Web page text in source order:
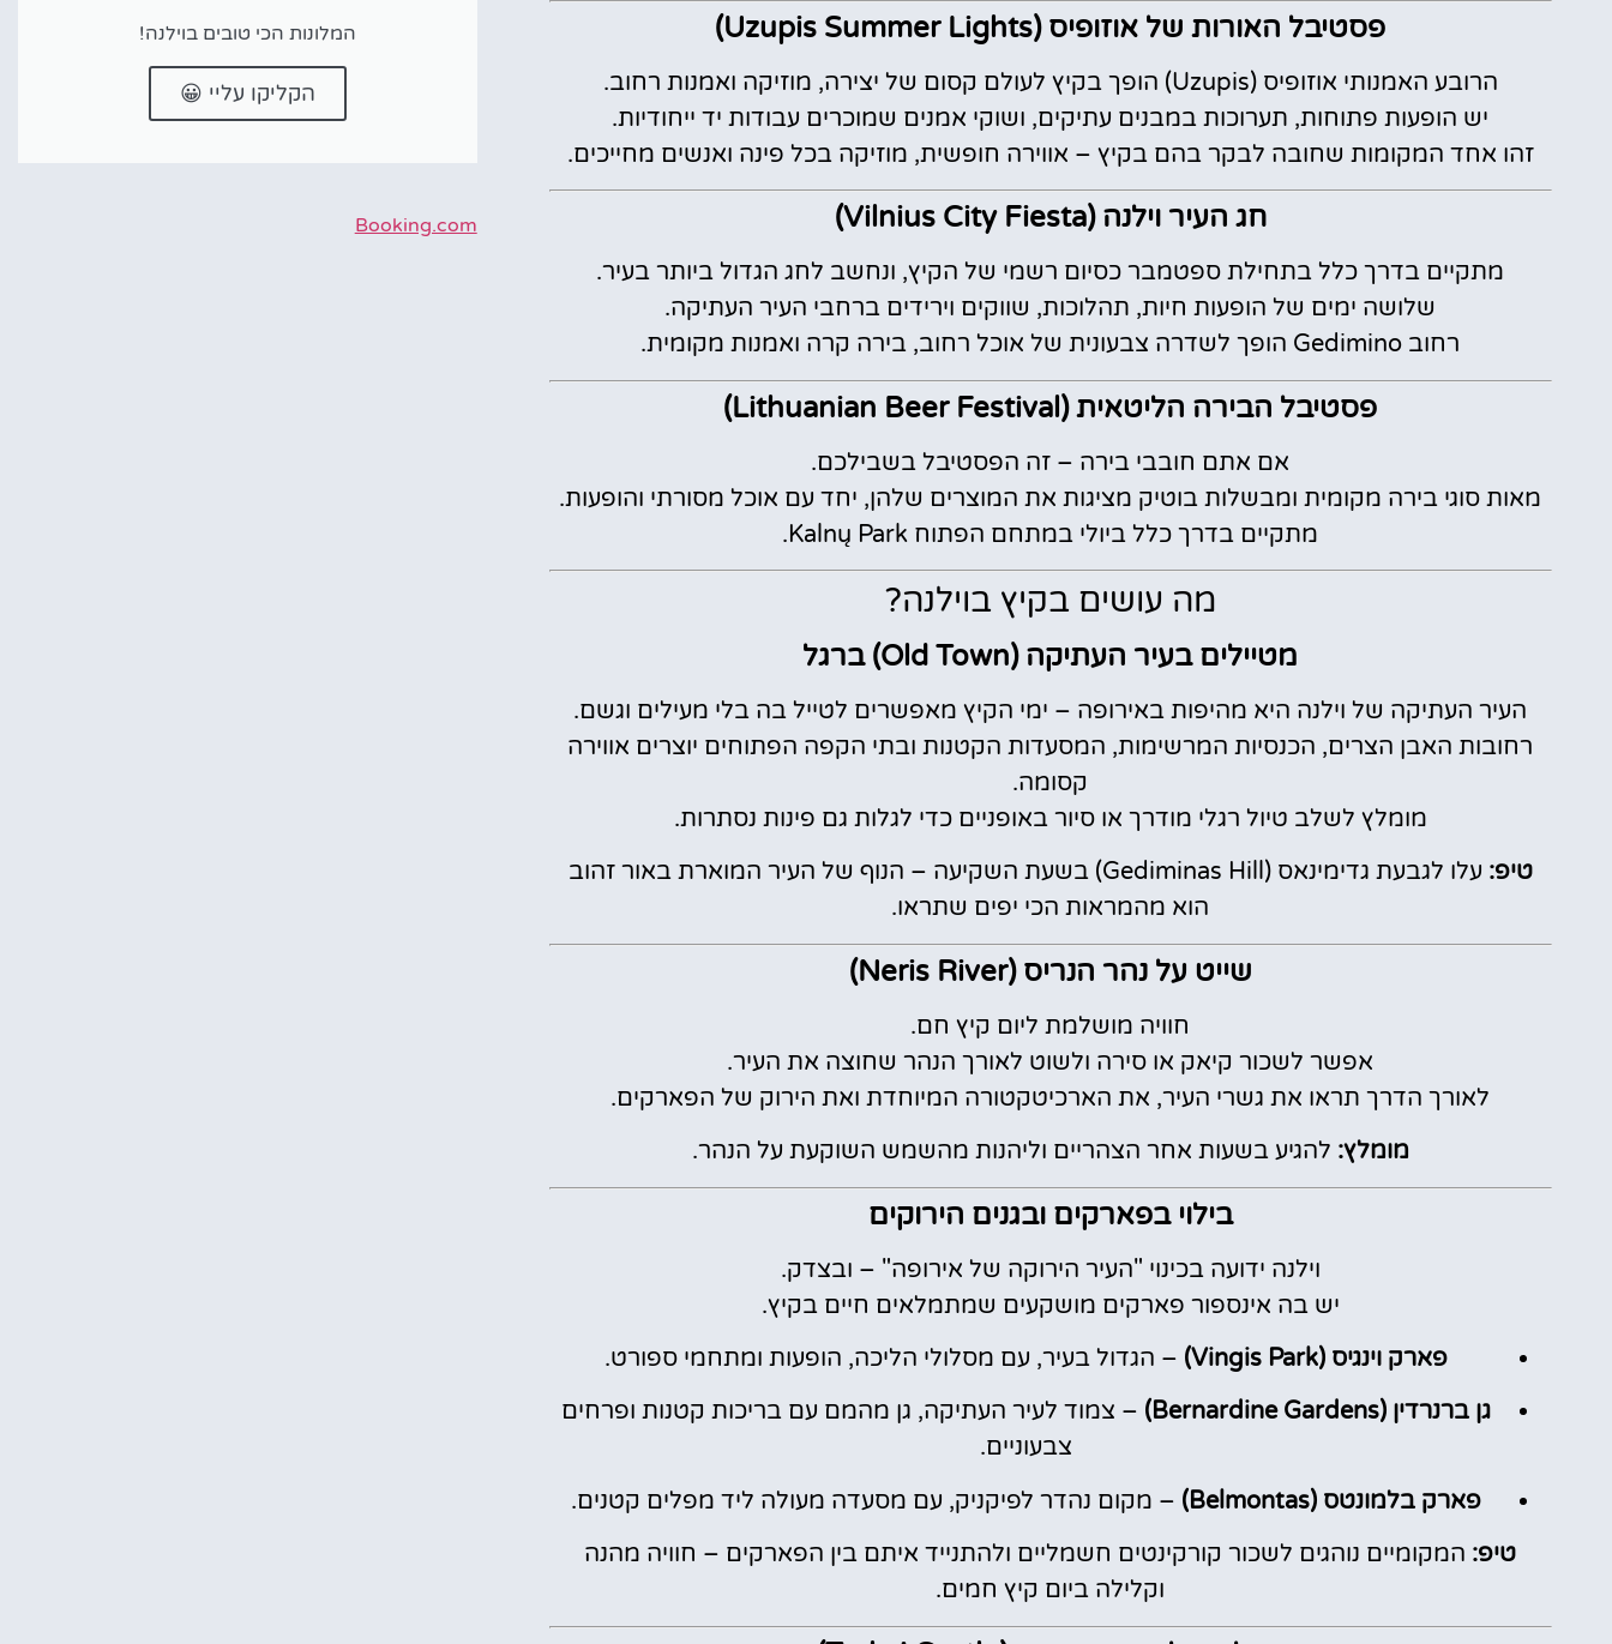
פסטיבל האורות של אוזופיס (Uzupis Summer Lights)
הרובע האמנותי אוזופיס (Uzupis) הופך בקיץ לעולם קסום של יצירה, מוזיקה ואמנות רחוב.
יש הופעות פתוחות, תערוכות במבנים עתיקים, ושוקי אמנים שמוכרים עבודות יד ייחודיות.
זהו אחד המקומות שחובה לבקר בהם בקיץ – אווירה חופשית, מוזיקה בכל פינה ואנשים מחייכים.
חג העיר וילנה (Vilnius City Fiesta)
מתקיים בדרך כלל בתחילת ספטמבר כסיום רשמי של הקיץ, ונחשב לחג הגדול ביותר בעיר.
שלושה ימים של הופעות חיות, תהלוכות, שווקים וירידים ברחבי העיר העתיקה.
רחוב Gedimino הופך לשדרה צבעונית של אוכל רחוב, בירה קרה ואמנות מקומית.
פסטיבל הבירה הליטאית (Lithuanian Beer Festival)
אם אתם חובבי בירה – זה הפסטיבל בשבילכם.
מאות סוגי בירה מקומית ומבשלות בוטיק מציגות את המוצרים שלהן, יחד עם אוכל מסורתי והופעות.
מתקיים בדרך כלל ביולי במתחם הפתוח Kalnų Park.
מה עושים בקיץ בוילנה?
מטיילים בעיר העתיקה (Old Town) ברגל
העיר העתיקה של וילנה היא מהיפות באירופה – ימי הקיץ מאפשרים לטייל בה בלי מעילים וגשם.
רחובות האבן הצרים, הכנסיות המרשימות, המסעדות הקטנות ובתי הקפה הפתוחים יוצרים אווירה
קסומה.
מומלץ לשלב טיול רגלי מודרך או סיור באופניים כדי לגלות גם פינות נסתרות.
טיפ:
עלו לגבעת גדימינאס (Gediminas Hill) בשעת השקיעה – הנוף של העיר המוארת באור זהוב
הוא מהמראות הכי יפים שתראו.
שייט על נהר הנריס (Neris River)
חוויה מושלמת ליום קיץ חם.
אפשר לשכור קיאק או סירה ולשוט לאורך הנהר שחוצה את העיר.
לאורך הדרך תראו את גשרי העיר, את הארכיטקטורה המיוחדת ואת הירוק של הפארקים.
מומלץ: להגיע בשעות אחר הצהריים וליהנות מהשמש השוקעת על הנהר.
בילוי בפארקים ובגנים הירוקים
וילנה ידועה בכינוי "העיר הירוקה של אירופה" – ובצדק.
יש בה אינספור פארקים מושקעים שמתמלאים חיים בקיץ.
פארק וינגיס (Vingis Park)
– הגדול בעיר, עם מסלולי הליכה, הופעות ומתחמי ספורט.
גן ברנרדין (Bernardine Gardens)
– צמוד לעיר העתיקה, גן מהמם עם בריכות קטנות ופרחים
צבעוניים.
פארק בלמונטס (Belmontas)
– מקום נהדר לפיקניק, עם מסעדה מעולה ליד מפלים קטנים.
טיפ: המקומיים נוהגים לשכור קורקינטים חשמליים ולהתנייד איתם בין הפארקים – חוויה מהנה
וקלילה ביום קיץ חמים.
המלונות הכי טובים בוילנה!
הקליקו עליי 😀
Booking.com